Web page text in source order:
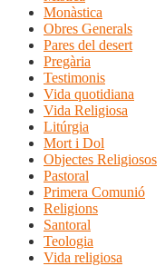
Monàstica
Obres Generals
Pares del desert
Pregària
Testimonis
Vida quotidiana
Vida Religiosa
Litúrgia
Mort i Dol
Objectes Religiosos
Pastoral
Primera Comunió
Religions
Santoral
Teologia
Vida religiosa